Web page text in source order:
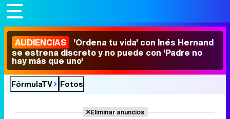
AUDIENCIAS 'Ordena tu vida' con Inés Hernand
se estrena discreto y no puede con 'Padre no
hay más que uno'
FórmulaTV Fotos
Eliminar anuncios